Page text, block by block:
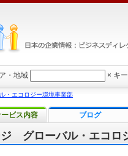
グローバル・エコロ
・地域 × キ
・エコロジー環境事業部
ビス内容 ブログ